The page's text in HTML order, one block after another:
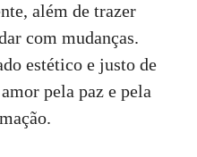
além de trazer
com mudanças.
estético e justo de
pela paz e pela